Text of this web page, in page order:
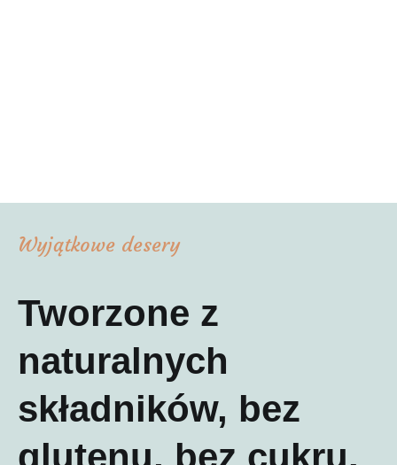
Wyjątkowe desery
Tworzone z
naturalnych
składników, bez
glutenu, bez cukru.